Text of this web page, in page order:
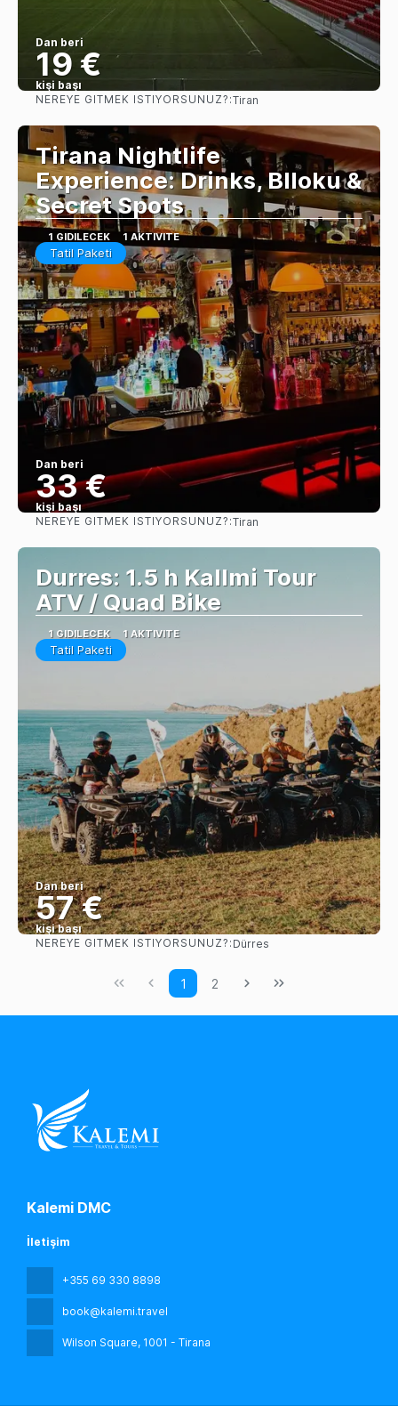
Dan beri
19 €
kişi başı
Görüntüle
NEREYE GITMEK ISTIYORSUNUZ?:Tiran
Tirana Nightlife
Experience: Drinks, Blloku &
Secret Spots
1 GIDILECEK 1 AKTIVITE
Tatil Paketi
Dan beri
33 €
kişi başı
Görüntüle
NEREYE GITMEK ISTIYORSUNUZ?:Tiran
Durres: 1.5 h Kallmi Tour
ATV / Quad Bike
1 GIDILECEK 1 AKTIVITE
Tatil Paketi
Dan beri
57 €
kişi başı
Görüntüle
NEREYE GITMEK ISTIYORSUNUZ?: Dürres
1 2
Kalemi DMC
İletişim
+355 69 330 8898
book@kalemi.travel
Wilson Square, 1001 - Tirana